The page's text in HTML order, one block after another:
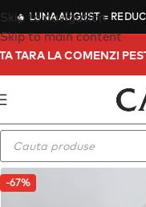
🔥 LUNA AUGUST=
Skip to navigation
Skip to main content
TARA LA COMENZI
-67%